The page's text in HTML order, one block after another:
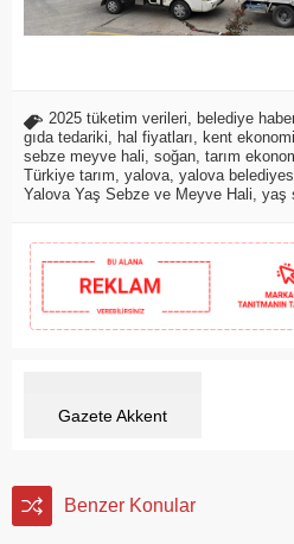
2025 tüketim verileri, belediye
gıda tedariki, hal fiyatları, kent
sebze meyve hali, soğan, tarım
Türkiye tarım, yalova, yalova
Yalova Yaş Sebze ve Meyve Hali, yaş
Gazete Akkent
Benzer Konular